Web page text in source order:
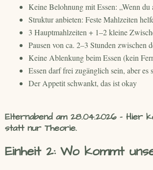
Keine Belohnung mit Essen: „Wenn
Struktur anbieten: Feste Mahlzeiten
3 Hauptmahlzeiten + 1–2 kleine
Pausen von ca. 2–3 Stunden zwischen
Keine Ablenkung beim Essen (kein
Essen darf frei zugänglich sein, aber es
Der Appetit schwankt, das ist okay
Elternabend am 28.04.2026 - Hier
statt nur Theorie.
Einheit 2: Wo kommt